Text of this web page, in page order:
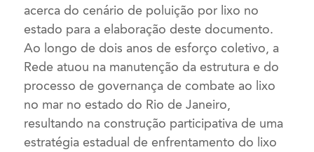
acerca do cenário de poluição por lixo no
estado para a elaboração deste documento.
Ao longo de dois anos de esforço coletivo, a
Rede atuou na manutenção da estrutura e do
processo de governança de combate ao lixo
no mar no estado do Rio de Janeiro,
resultando na construção participativa de uma
estratégia estadual de enfrentamento do lixo